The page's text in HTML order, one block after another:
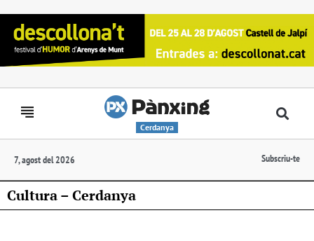
Cerdanya
7, agost del 2026 Subscriu-te
Cultura – Cerdanya